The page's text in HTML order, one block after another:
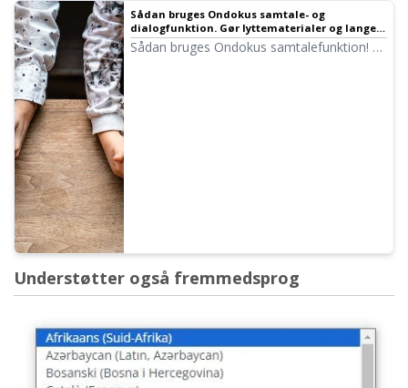
Sådan bruges Ondokus samtale- og
dialogfunktion. Gør lyttematerialer og lange
tekster more bekvemme med stemmesyntese!
Sådan bruges Ondokus samtalefunktion! Vi
Understøtter også fremmedsprog